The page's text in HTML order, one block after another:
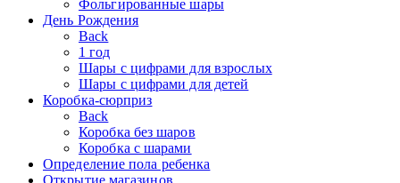
Фольгированные шары
День Рождения
Back
1 год
Шары с цифрами для взрослых
Шары с цифрами для детей
Коробка-сюрприз
Back
Коробка без шаров
Коробка с шарами
Определение пола ребенка
Открытие магазинов